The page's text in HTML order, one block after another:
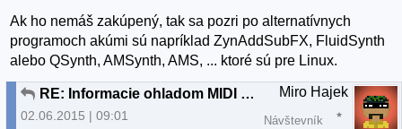
Ak ho nemáš zakúpený, tak sa pozri po alternatívnych
programoch akúmi sú napríklad ZynAddSubFX, FluidSynth
alebo QSynth, AMSynth, AMS, ... ktoré sú pre Linux.
RE: Informacie ohladom MIDI keyboardu
02.06.2015 | 09:01
Miro Hajek
Návštevník